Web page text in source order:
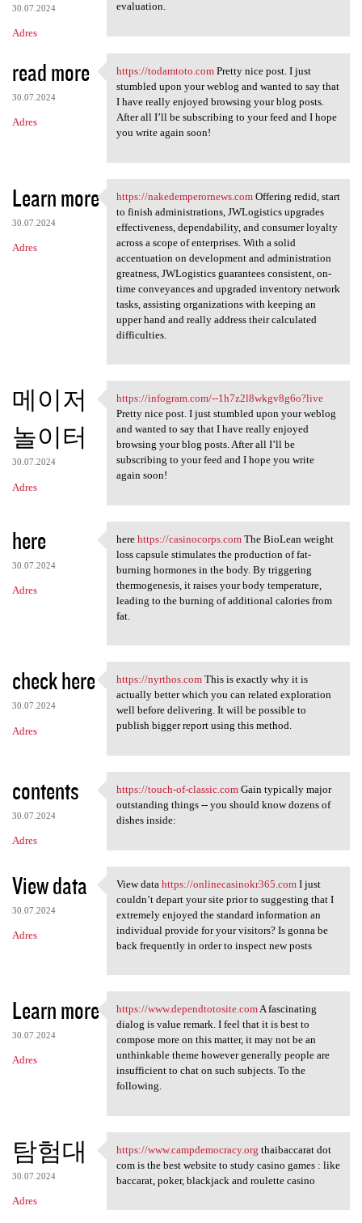
30.07.2024
Adres
evaluation.
read more
30.07.2024
Adres
https://todamtoto.com Pretty
https://todamtoto.comPretty nice post. I just
stumbled upon your weblog and wanted to say that
I have really enjoyed browsing your blog posts.
After all I’ll be subscribing to your feed and I hope
you write again soon!
Learn more
30.07.2024
Adres
https://nakedemperornews.com
https://nakedemperornews.comOffering redid, start
to finish administrations, JWLogistics upgrades
effectiveness, dependability, and consumer loyalty
across a scope of enterprises. With a solid
accentuation on development and administration
greatness, JWLogistics guarantees consistent, on-
time conveyances and upgraded inventory network
tasks, assisting organizations with keeping an
upper hand and really address their calculated
difficulties.
메이저
놀이터
30.07.2024
Adres
https://infogram.com/-
https://infogram.com/--1h7z2l8wkgv8g6o?live
Pretty nice post. I just stumbled upon your weblog
and wanted to say that I have really enjoyed
browsing your blog posts. After all I’ll be
subscribing to your feed and I hope you write
again soon!
here
30.07.2024
Adres
here https://casinocorps
here https://casinocorps.comThe BioLean weight
loss capsule stimulates the production of fat-
burning hormones in the body. By triggering
thermogenesis, it raises your body temperature,
leading to the burning of additional calories from
fat.
check here
30.07.2024
Adres
https://nyrthos.com This is
https://nyrthos.comThis is exactly why it is
actually better which you can related exploration
well before delivering. It will be possible to
publish bigger report using this method.
contents
30.07.2024
Adres
https://touch-of-classic.com
https://touch-of-classic.comGain typically major
outstanding things -- you should know dozens of
dishes inside:
View data
30.07.2024
Adres
View data https:/
View data https://onlinecasinokr365.comI just
couldn’t depart your site prior to suggesting that I
extremely enjoyed the standard information an
individual provide for your visitors? Is gonna be
back frequently in order to inspect new posts
Learn more
30.07.2024
Adres
https://www.dependtotosite
https://www.dependtotosite.comA fascinating
dialog is value remark. I feel that it is best to
compose more on this matter, it may not be an
unthinkable theme however generally people are
insufficient to chat on such subjects. To the
following.
탐험대
30.07.2024
Adres
https://www.campdemocracy.org
https://www.campdemocracy.org thaibaccarat dot
com is the best website to study casino games : like
baccarat, poker, blackjack and roulette casino